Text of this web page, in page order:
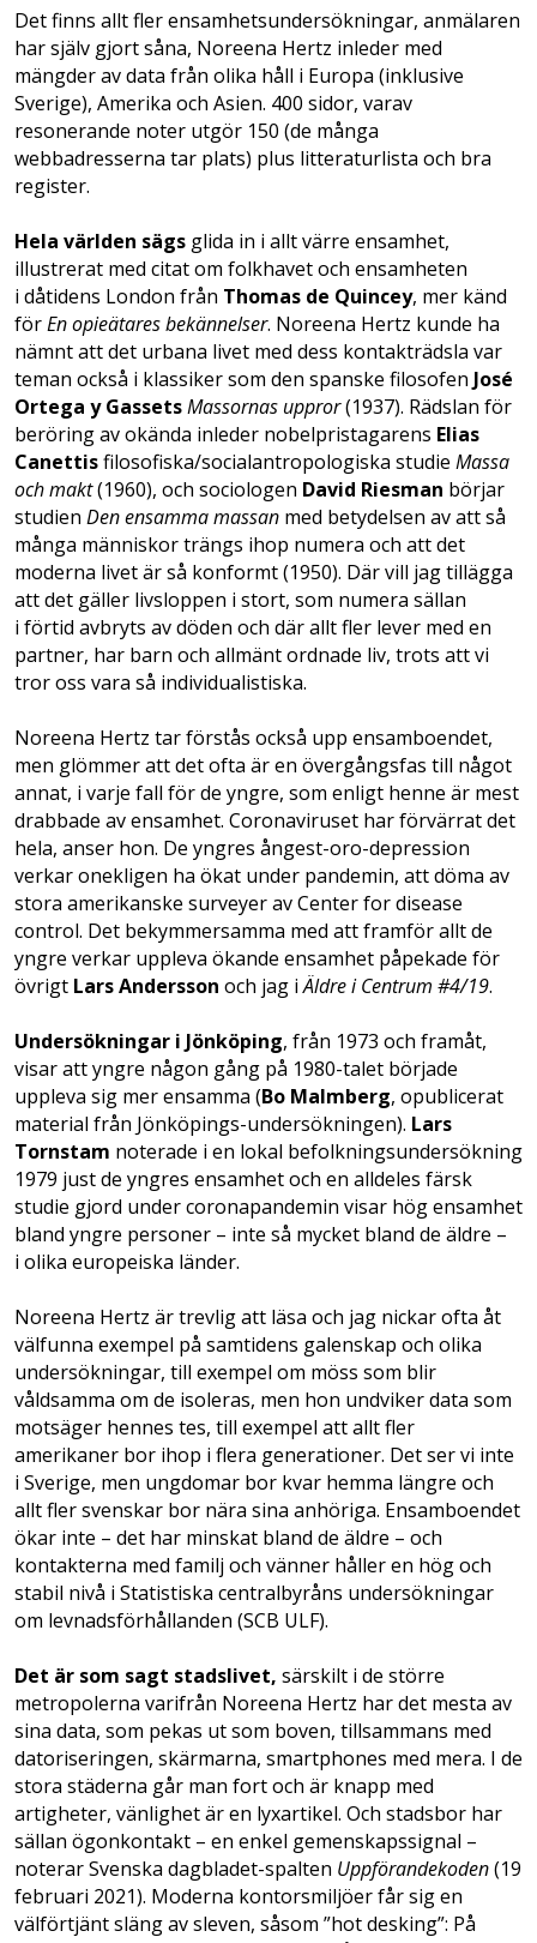
Det finns allt fler ensamhetsundersökningar, anmälaren
har själv gjort såna, Noreena Hertz inleder med
mängder av data från olika håll i Europa (inklusive
Sverige), Amerika och Asien. 400 sidor, varav
resonerande noter utgör 150 (de många
webbadresserna tar plats) plus litteraturlista och bra
register.
Hela världen sägs glida in i allt värre ensamhet,
illustrerat med citat om folkhavet och ensamheten
i dåtidens London från Thomas de Quincey, mer känd
förEn opieätares bekännelser. Noreena Hertz kunde ha
nämnt att det urbana livet med dess kontakträdsla var
teman också i klassiker som den spanske filosofen José
Ortega y GassetsMassornas uppror(1937). Rädslan för
beröring av okända inleder nobelpristagarens Elias
Canettisfilosofiska/socialantropologiska studie Massa
och makt(1960), och sociologen David Riesman börjar
studien Den ensamma massan med betydelsen av att så
många människor trängs ihop numera och att det
moderna livet är så konformt (1950). Där vill jag tillägga
att det gäller livsloppen i stort, som numera sällan
i förtid avbryts av döden och där allt fler lever med en
partner, har barn och allmänt ordnade liv, trots att vi
tror oss vara så individualistiska.
Noreena Hertz tar förstås också upp ensamboendet,
men glömmer att det ofta är en övergångsfas till något
annat, i varje fall för de yngre, som enligt henne är mest
drabbade av ensamhet. Coronaviruset har förvärrat det
hela, anser hon. De yngres ångest-oro-depression
verkar onekligen ha ökat under pandemin, att döma av
stora amerikanske surveyer av Center for disease
control. Det bekymmersamma med att framför allt de
yngre verkar uppleva ökande ensamhet påpekade för
övrigt Lars Andersson och jag iÄldre i Centrum #4/19.
Undersökningar i Jönköping, från 1973 och framåt,
visar att yngre någon gång på 1980-talet började
uppleva sig mer ensamma (Bo Malmberg, opublicerat
material från Jönköpings-undersökningen). Lars
Tornstam noterade i en lokal befolkningsundersökning
1979 just de yngres ensamhet och en alldeles färsk
studie gjord under coronapandemin visar hög ensamhet
bland yngre personer – inte så mycket bland de äldre –
i olika europeiska länder.
Noreena Hertz är trevlig att läsa och jag nickar ofta åt
välfunna exempel på samtidens galenskap och olika
undersökningar, till exempel om möss som blir
våldsamma om de isoleras, men hon undviker data som
motsäger hennes tes, till exempel att allt fler
amerikaner bor ihop i flera generationer. Det ser vi inte
i Sverige, men ungdomar bor kvar hemma längre och
allt fler svenskar bor nära sina anhöriga. Ensamboendet
ökar inte – det har minskat bland de äldre – och
kontakterna med familj och vänner håller en hög och
stabil nivå i Statistiska centralbyråns undersökningar
om levnadsförhållanden (SCB ULF).
Det är som sagt stadslivet, särskilt i de större
metropolerna varifrån Noreena Hertz har det mesta av
sina data, som pekas ut som boven, tillsammans med
datoriseringen, skärmarna, smartphones med mera. I de
stora städerna går man fort och är knapp med
artigheter, vänlighet är en lyxartikel. Och stadsbor har
sällan ögonkontakt – en enkel gemenskapssignal –
noterar Svenska dagbladet­-spalten Uppförandekoden(19
feb­ruari 2021). Moderna kontorsmiljöer får sig en
välförtjänt släng av sleven, såsom ”hot desking”: På